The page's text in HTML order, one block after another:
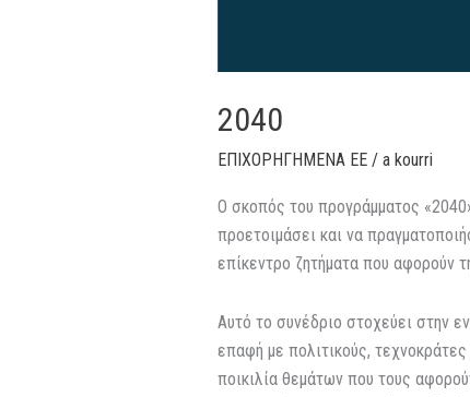
2040
ΕΠΙΧΟΡΗΓΗΜΕΝΑ ΕΕ/ a kourri
Ο σκοπός του προγράμματος
προετοιμάσει και να
επίκεντρο ζητήματα που αφορούν
Αυτό το συνέδριο στοχεύει στην
επαφή με πολιτικούς,
ποικιλία θεμάτων που τους